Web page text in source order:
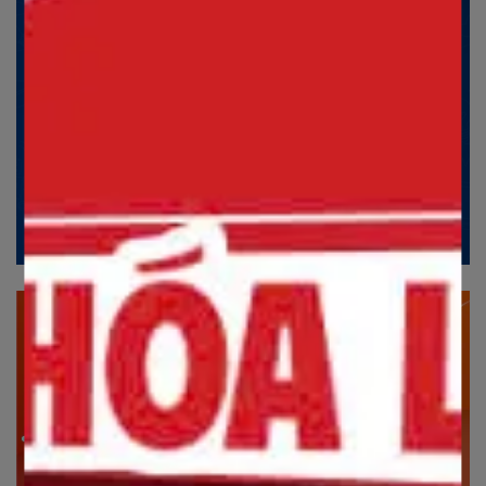
KẾT NỐI VỚI JAXTINA
Fanpage
Trò chuyện trực tiếp